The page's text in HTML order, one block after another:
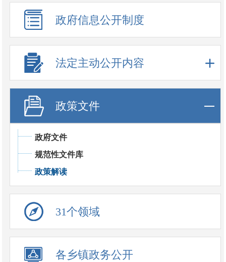
政府信息公开制度
法定主动公开内容
政策文件
政府文件
规范性文件库
政策解读
31个领域
各乡镇政务公开